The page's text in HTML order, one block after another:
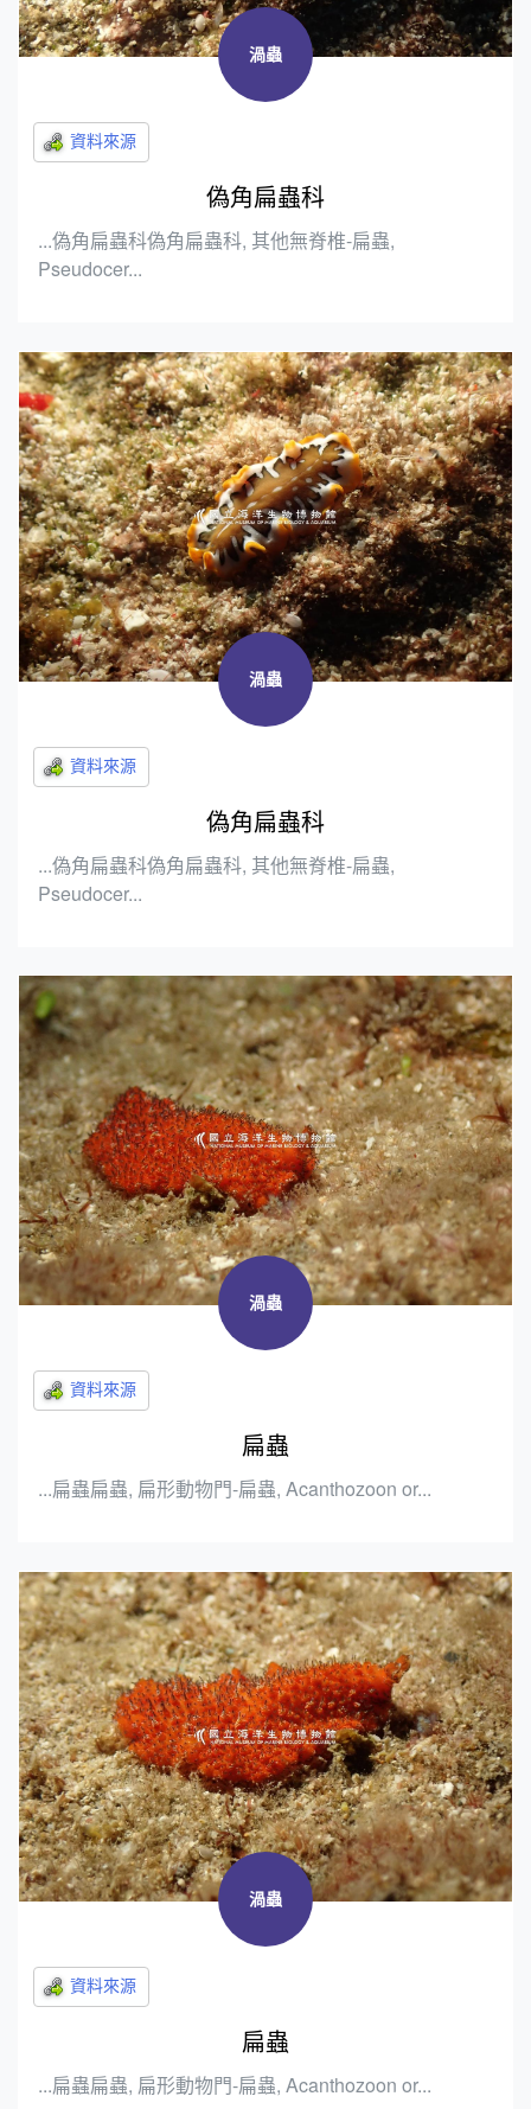
渦蟲
偽角扁蟲科
...偽角扁蟲科偽角扁蟲科, 其他無脊椎-扁蟲,
Pseudocer...
渦蟲
偽角扁蟲科
...偽角扁蟲科偽角扁蟲科, 其他無脊椎-扁蟲,
Pseudocer...
渦蟲
扁蟲
...扁蟲扁蟲, 扁形動物門-扁蟲, Acanthozoon or...
渦蟲
扁蟲
...扁蟲扁蟲, 扁形動物門-扁蟲, Acanthozoon or...